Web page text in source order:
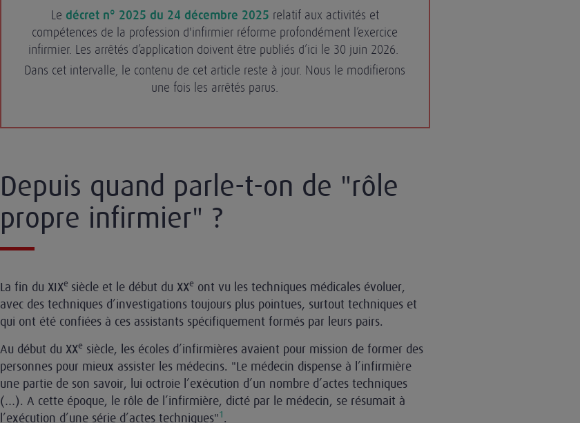
Le décret n° 2025 du 24 décembre 2025 relatif aux activités et
compétences de la profession d'infirmier réforme profondément l’exercice
infirmier. Les arrêtés d’application doivent être publiés d’ici le 30 juin 2026.
Dans cet intervalle, le contenu de cet article reste à jour. Nous le modifierons
une fois les arrêtés parus.
Depuis quand parle-t-on de "rôle
propre infirmier" ?
La fin du XIXe siècle et le début du XXeont vu les techniques médicales évoluer,
avec des techniques d’investigations toujours plus pointues, surtout techniques et
qui ont été confiées à ces assistants spécifiquement formés par leurs pairs.
Au début du XXesiècle, les écoles d’infirmières avaient pour mission de former des
personnes pour mieux assister les médecins. "Le médecin dispense à l’infirmière
une partie de son savoir, lui octroie l’exécution d’un nombre d’actes techniques
(…). A cette époque, le rôle de l’infirmière, dicté par le médecin, se résumait à
l’exécution d’une série d’actes techniques"1 .